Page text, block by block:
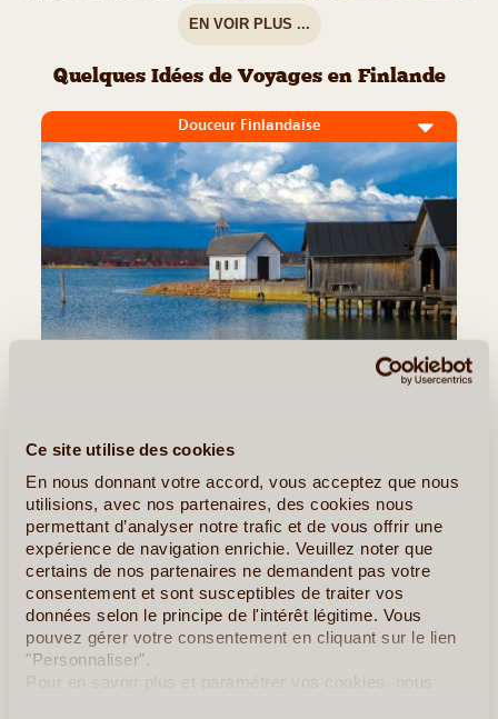
Ce site utilise des cookies
En nous donnant votre accord, vous acceptez que nous
utilisions, avec nos partenaires, des cookies nous
permettant d’analyser notre trafic et de vous offrir une
expérience de navigation enrichie. Veuillez noter que
certains de nos partenaires ne demandent pas votre
consentement et sont susceptibles de traiter vos
données selon le principe de l'intérêt légitime. Vous
pouvez gérer votre consentement en cliquant sur le lien
"Personnaliser".
Pour en savoir plus et paramétrer vos cookies, nous
EN VOIR PLUS ...
Quelques Idées de Voyages en Finlande
Douceur Finlandaise
Bienvenue à Åland, archipel envoûtant situé entre la Suède et la
Finlande. Bien qu’appartenant à la Finlande, ses habitants sont
suédophones et les 20.000 îles et îlots qui le composent sont un
charmant mélange des deux cultures. Laissez (...)
En détail ≻
Emerveillement chez le Père Noël
Voyage en Terre de Glace